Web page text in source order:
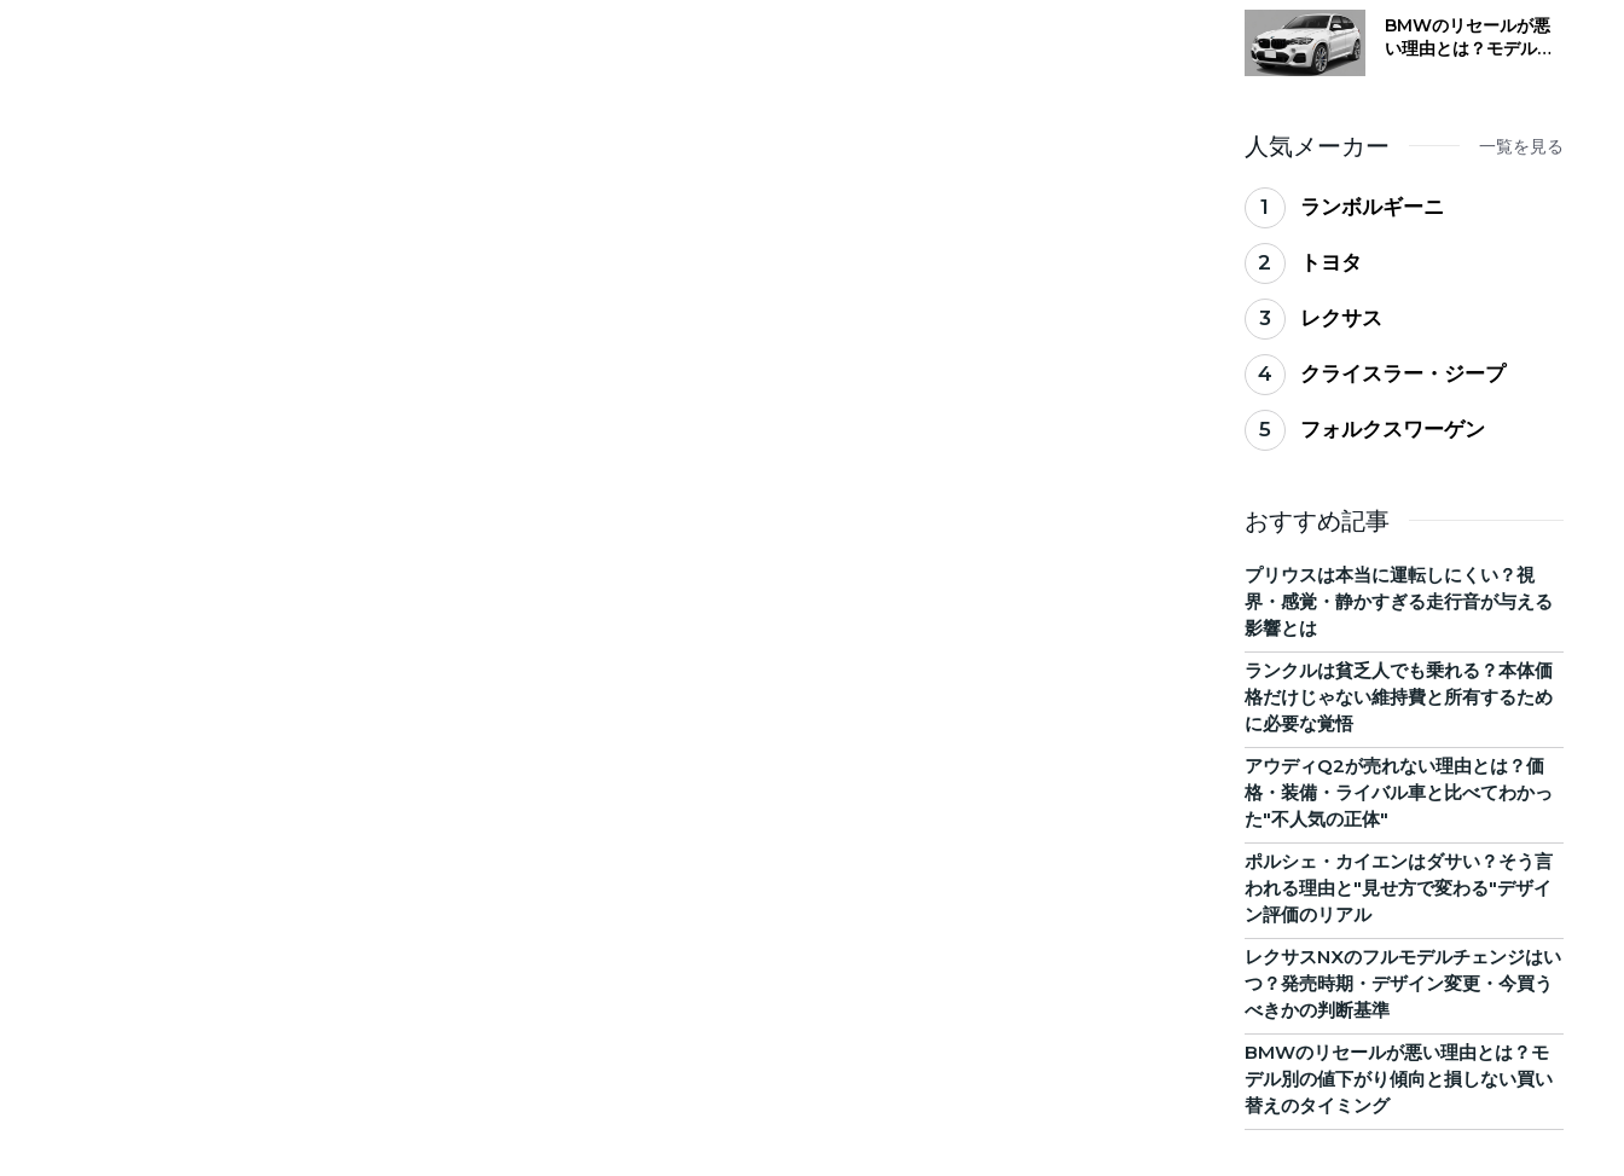
更・今買うべきかの判
断基準
BMWのリセールが悪
い理由とは？モデル別
人気メーカー 一覧を見る
1 ランボルギーニ
2 トヨタ
3 レクサス
4 クライスラー・ジープ
5 フォルクスワーゲン
おすすめ記事
プリウスは本当に運転しにくい？視
界・感覚・静かすぎる走行音が与える
影響とは
ランクルは貧乏人でも乗れる？本体価
格だけじゃない維持費と所有するため
に必要な覚悟
アウディQ2が売れない理由とは？価
格・装備・ライバル車と比べてわかっ
た"不人気の正体"
ポルシェ・カイエンはダサい？そう言
われる理由と"見せ方で変わる"デザイ
ン評価のリアル
レクサスNXのフルモデルチェンジはい
つ？発売時期・デザイン変更・今買う
べきかの判断基準
BMWのリセールが悪い理由とは？モ
デル別の値下がり傾向と損しない買い
替えのタイミング